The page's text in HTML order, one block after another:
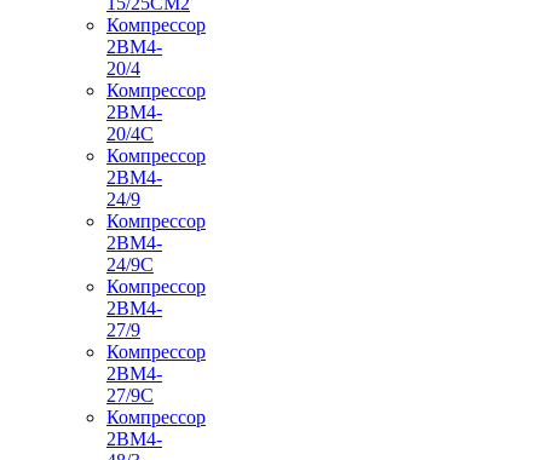
Компрессор
2ВМ4-
20/4
Компрессор
2ВМ4-
20/4С
Компрессор
2ВМ4-
24/9
Компрессор
2ВМ4-
24/9С
Компрессор
2ВМ4-
27/9
Компрессор
2ВМ4-
27/9С
Компрессор
2ВМ4-